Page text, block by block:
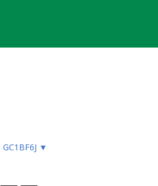
GC1BF6J ▼